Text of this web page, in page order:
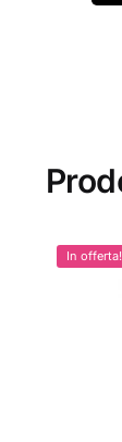
In offerta!